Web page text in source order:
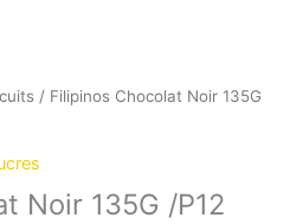
/ Filipinos Chocolat Noir 135G
Noir 135G /P12